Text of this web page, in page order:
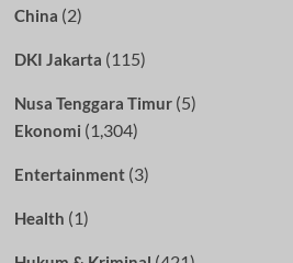
China (2)
DKI Jakarta (115)
Nusa Tenggara Timur(5)
Ekonomi (1,304)
Entertainment(3)
Health (1)